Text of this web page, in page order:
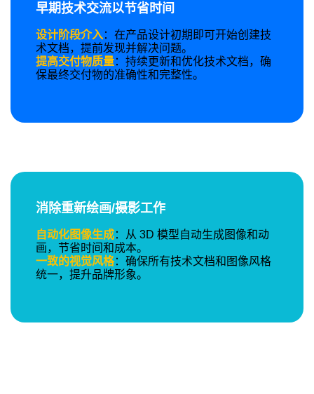
早期技术交流以节省时间
设计阶段介入：在产品设计初期即可开始创建技
术文档，提前发现并解决问题。
提高交付物质量：持续更新和优化技术文档，确
保最终交付物的准确性和完整性。
消除重新绘画/摄影工作
自动化图像生成：从 3D 模型自动生成图像和动
画，节省时间和成本。
一致的视觉风格：确保所有技术文档和图像风格
统一，提升品牌形象。